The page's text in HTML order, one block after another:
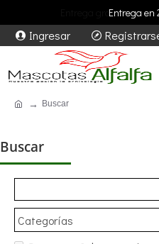
Entrega gratuita en
Entrega
Ingresar
Buscar
Buscar